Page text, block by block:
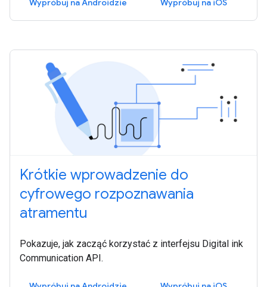
Wypróbuj na Androidzie Wypróbuj na iOS
Krótkie wprowadzenie do
cyfrowego rozpoznawania
atramentu
Pokazuje, jak zacząć korzystać z interfejsu Digital ink
Communication API.